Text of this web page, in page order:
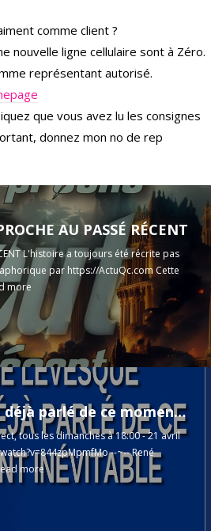
comme client ?
nouvelle ligne cellulaire sont à Zéro.
représentant autorisé.
que vous avez lu les consignes
donnez mon no de rep
AU PASSÉ RÉCENT
L'histoire a toujours été récrite pas
par https://ActuQc.com Cette
more
René Lévesque avait déjà parlé de ce moment inévitable. Dit PSPP
tous les dimanches à 18:00 - 21 avril
--~-- René
more